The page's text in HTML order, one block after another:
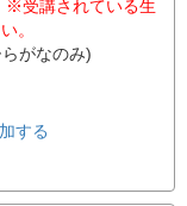
※受講されている生
。
がなのみ)
する